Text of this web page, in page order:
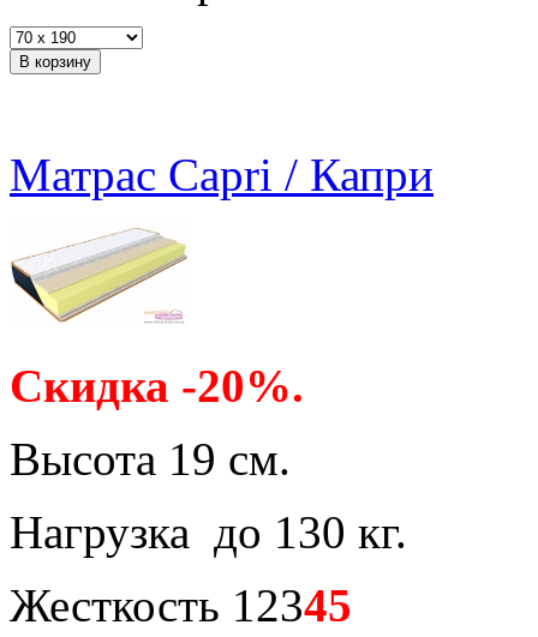
Матрас Capri / Капри
Скидка -20%.
Высота 19 см.
Нагрузка до 130 кг.
Жесткость 12345